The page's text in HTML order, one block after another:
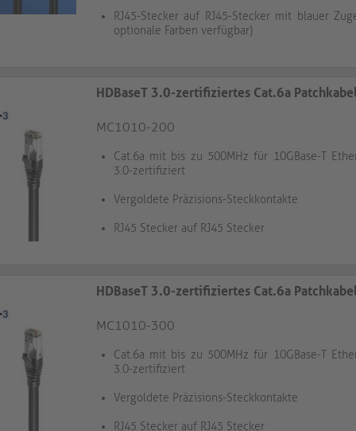
RJ45-Stecker auf RJ45-Stecker mit blauer
optionale Farben verfügbar)
HDBaseT 3.0-zertifiziertes Cat.6a
MC1010-200
Cat.6a mit bis zu 500MHz für 10GBase-T
3.0-zertifiziert
Vergoldete Präzisions-Steckkontakte
RJ45 Stecker auf RJ45 Stecker
HDBaseT 3.0-zertifiziertes Cat.6a
MC1010-300
Cat.6a mit bis zu 500MHz für 10GBase-T
3.0-zertifiziert
Vergoldete Präzisions-Steckkontakte
RJ45 Stecker auf RJ45 Stecker